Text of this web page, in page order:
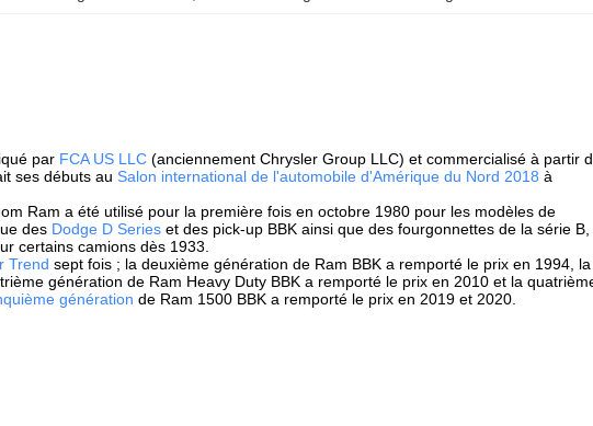
par FCA US LLC (anciennement Chrysler Group LLC) et commercialisé à partir
ses débuts au Salon international de l'automobile d'Amérique du Nord 2018 à
Ram a été utilisé pour la première fois en octobre 1980 pour les modèles de
des Dodge D Series et des pick-up BBK ainsi que des fourgonnettes de la série B,
certains camions dès 1933.
Trend sept fois ; la deuxième génération de Ram BBK a remporté le prix en 1994, la
génération de Ram Heavy Duty BBK a remporté le prix en 2010 et la
génération de Ram 1500 BBK a remporté le prix en 2019 et 2020.